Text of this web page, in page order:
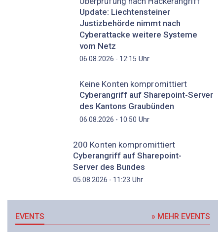
Update: Liechtensteiner
Justizbehörde nimmt nach
Cyberattacke weitere Systeme
vom Netz
06.08.2026 - 12:15 Uhr
Keine Konten kompromittiert
Cyberangriff auf Sharepoint-Server
des Kantons Graubünden
06.08.2026 - 10:50 Uhr
200 Konten kompromittiert
Cyberangriff auf Sharepoint-
Server des Bundes
05.08.2026 - 11:23 Uhr
EVENTS » MEHR EVENTS